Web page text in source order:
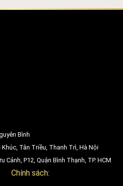
Bình
Tân Triều, Thanh Trì, Hà Nội
Cảnh, P12, Quận Bình Thạnh, TP. HCM
Chính sách: